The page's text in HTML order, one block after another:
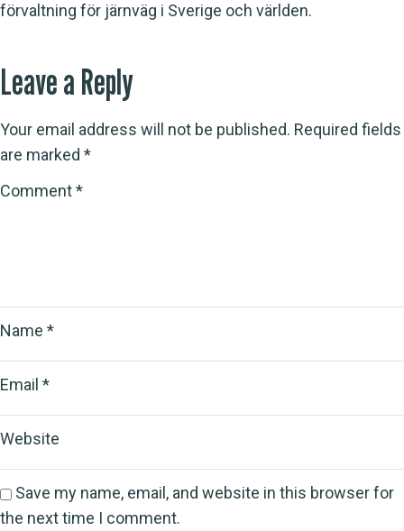
förvaltning för järnväg i Sverige och världen.
Leave a Reply
Your email address will not be published. Required fields
are marked *
Comment*
Name *
Email *
Website
Save my name, email, and website in this browser for
the next time I comment.